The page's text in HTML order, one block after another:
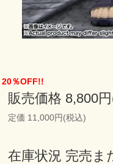
20％OFF!!
販売価格 8,800
定価 11,000円(税込)
在庫状況 完売ま